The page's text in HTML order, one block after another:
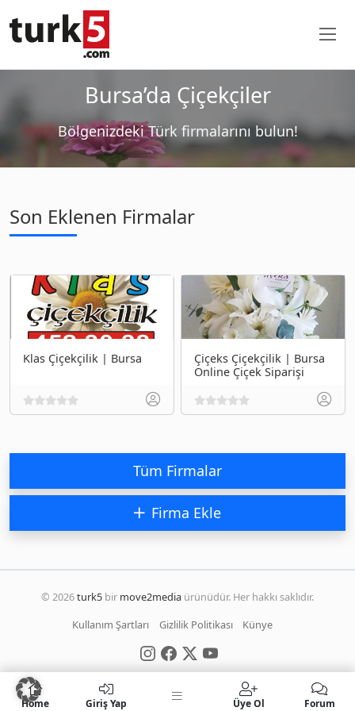
Bursa’da Çiçekçiler
Bölgenizdeki Türk firmalarını bulun!
Son Eklenen Firmalar
Klas Çiçekçilik | Bursa
Çiçeks Çiçekçilik | Bursa
Online Çiçek Siparişi
Tüm Firmalar
Firma Ekle
© 2026turk5 bir move2media ürünüdür. Her hakkı saklıdır.
Kullanım Şartları
Gizlilik Politikası Künye
Home Giriş Yap Üye Ol Forum